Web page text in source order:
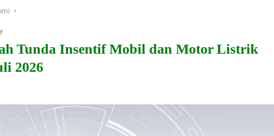
Tunda Insentif Mobil dan Motor Listrik
2026